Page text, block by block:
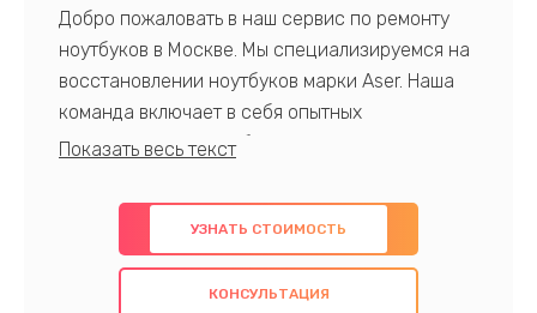
Добро пожаловать в наш сервис по ремонту
ноутбуков в Москве. Мы специализируемся на
восстановлении ноутбуков марки Aser. Наша
команда включает в себя опытных
профессионалов с обширными знаниями и
предлагаем быстрый и качественный ремонт с
использованием оригинальных компонентов, а
также гарантируем качество всех
проведенных работ. Наша цель - предоставить
УЗНАТЬ СТОИМОСТЬ
КОНСУЛЬТАЦИЯ